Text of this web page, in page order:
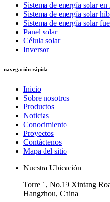
Sistema de energía solar en
Sistema de energía solar
Sistema de energía solar
Panel solar
Célula solar
Inversor
navegación rápida
Inicio
Sobre nosotros
Productos
Noticias
Conocimiento
Proyectos
Contáctenos
Mapa del sitio
Nuestra Ubicación
Torre 1, No.19 Xintang
Hangzhou, China